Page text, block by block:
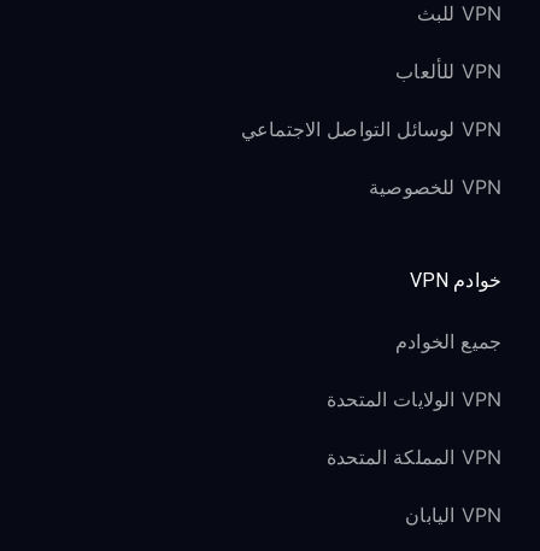
ميزات الترفيه على Xbox
Store:
القوانين المحلية)
عمليات الشراء الرقمية مرتبطة بمنطقة
التطبيقات مع VPN
VPN للبث
VPN للألعاب
VPN لوسائل التواصل الاجتماعي
VPN للخصوصية
خوادم VPN
جميع الخوادم
VPN الولايات المتحدة
VPN المملكة المتحدة
VPN اليابان